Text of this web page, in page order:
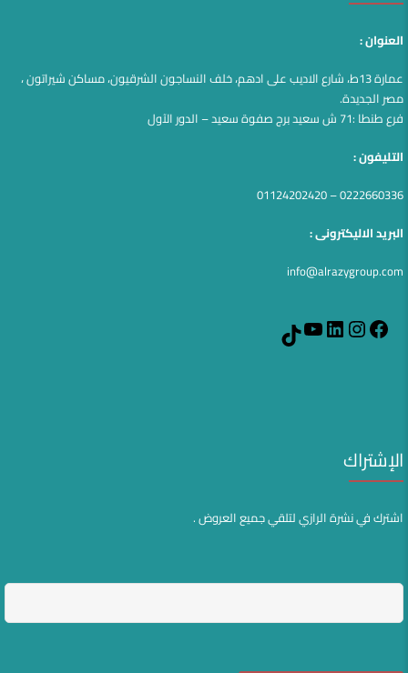
العنوان :
عمارة 13ط، شارع الاديب على ادهم، خلف النساجون الشرقيون، مساكن شيراتون ،
مصر الجديدة.
فرع طنطا :71 ش سعيد برج صفوة سعيد – الدور الآول
التليفون :
0222660336 – 01124202420
البريد الاليكترونى :
info@alrazygroup.com
Facebook
Instagram
LinkedIn
YouTube
الإشتراك
اشترك في نشرة الرازي لتلقي جميع العروض .